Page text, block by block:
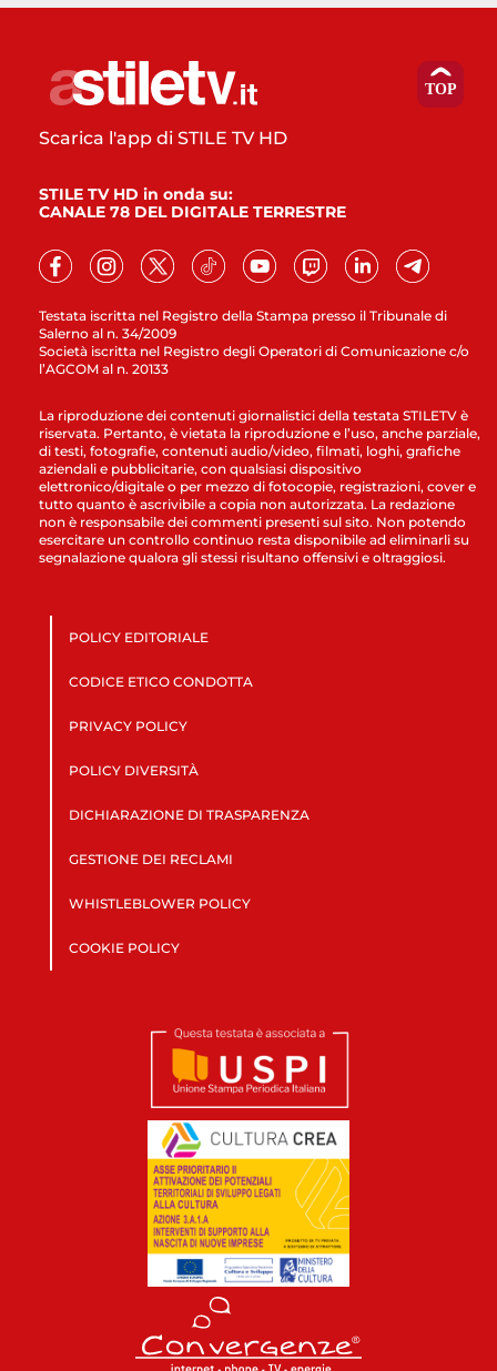
Testata iscritta nel Registro della Stampa presso il Tribunale di
Salerno al n. 34/2009
Società iscritta nel Registro degli Operatori di Comunicazione c/o
l’AGCOM al n. 20133
Scarica l'app di STILE TV HD
STILE TV HD in onda su:
CANALE 78 DEL DIGITALE TERRESTRE
La riproduzione dei contenuti giornalistici della testata STILETV è
riservata. Pertanto, è vietata la riproduzione e l’uso, anche parziale,
di testi, fotografie, contenuti audio/video, filmati, loghi, grafiche
aziendali e pubblicitarie, con qualsiasi dispositivo
elettronico/digitale o per mezzo di fotocopie, registrazioni, cover e
tutto quanto è ascrivibile a copia non autorizzata. La redazione
non è responsabile dei commenti presenti sul sito. Non potendo
esercitare un controllo continuo resta disponibile ad eliminarli su
segnalazione qualora gli stessi risultano offensivi e oltraggiosi.
POLICY EDITORIALE
CODICE ETICO CONDOTTA
PRIVACY POLICY
POLICY DIVERSITÀ
DICHIARAZIONE DI TRASPARENZA
GESTIONE DEI RECLAMI
WHISTLEBLOWER POLICY
COOKIE POLICY